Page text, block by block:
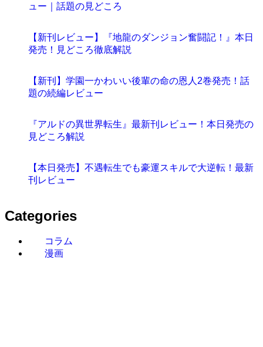
ュー｜話題の見どころ
【新刊レビュー】『地龍のダンジョン奮闘記！』本日
発売！見どころ徹底解説
【新刊】学園一かわいい後輩の命の恩人2巻発売！話
題の続編レビュー
『アルドの異世界転生』最新刊レビュー！本日発売の
見どころ解説
【本日発売】不遇転生でも豪運スキルで大逆転！最新
刊レビュー
Categories
コラム
漫画